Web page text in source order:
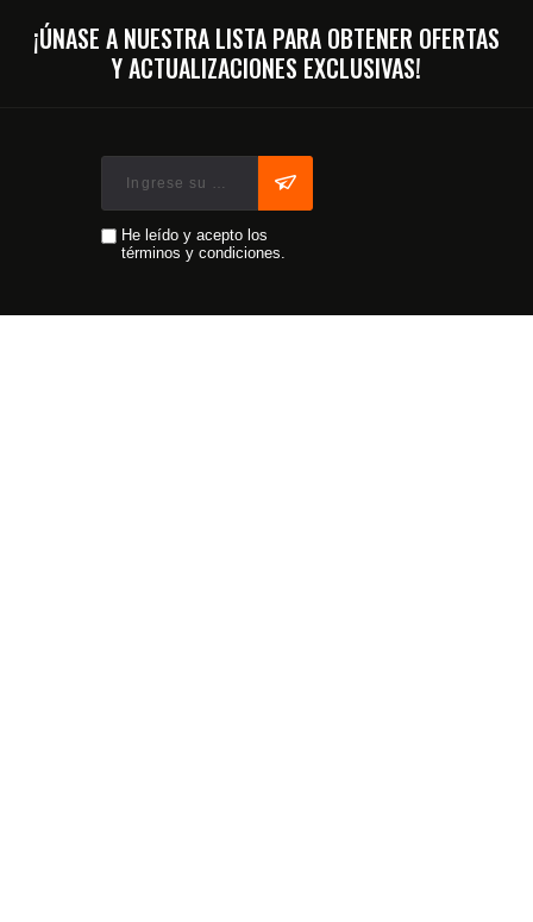
¡ÚNASE A NUESTRA LISTA PARA OBTENER OFERTAS
Y ACTUALIZACIONES EXCLUSIVAS!
He leído y acepto los
términos y condiciones.